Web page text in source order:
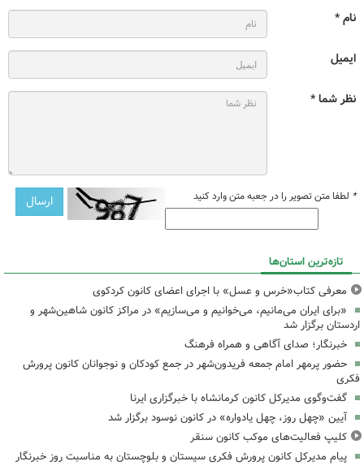
نام *
ایمیل
نظر شما *
* لطفا متن تصویر را در جعبه متن وارد کنید
تازه‌ترین استان‌ها
معرفی کتاب«خرس و عسل» با اجرای اعضای کانون کردکوی
«برای ایران می‌مانیم، می‌خوانیم و می‌سازیم» در مراکز کانون شاهین‌شهر و
اردستان برگزار شد
خبرنگار؛ صدای آگاهی و همراه فرهنگ
حضور پرمهر امام جمعه فریدون‌شهر در جمع کودکان و نوجوانان کانون پرورش
فکری
گفت‌وگوی مدیرکل کانون کرمانشاه با خبرگزاری ایرنا
آیین «چهل روز، چهل یادواره» در کانون نوسود برگزار شد
کلیپ فعالیت‌های موکب کانون سنقر
پیام مدیرکل کانون پرورش فکری سیستان و بلوچستان به مناسبت روز خبرنگار